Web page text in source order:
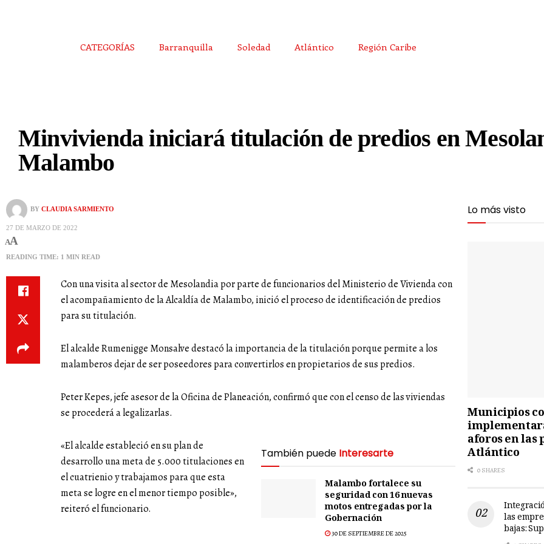
CATEGORÍAS Barranquilla Soledad Atlántico Región Caribe
Minvivienda iniciará titulación de predios en
Malambo
BY CLAUDIA SARMIENTO
27 DE MARZO DE 2022
AA
READING TIME: 1 MIN READ
Con una visita al sector de Mesolandia por parte de funcionarios del Ministerio de Vivienda con
el acompañamiento de la Alcaldía de Malambo, inició el proceso de identificación de predios
para su titulación.
El alcalde Rumenigge Monsalve destacó la importancia de la titulación porque permite a los
malamberos dejar de ser poseedores para convertirlos en propietarios de sus predios.
Peter Kepes, jefe asesor de la Oficina de Planeación, confirmó que con el censo de las viviendas
se procederá a legalizarlas.
También puede Interesarte
Malambo fortalece su
seguridad con 16 nuevas
motos entregadas por la
Gobernación
30 DE SEPTIEMBRE DE 2025
«El alcalde estableció en su plan de
desarrollo una meta de 5.000 titulaciones en
el cuatrienio y trabajamos para que esta
meta se logre en el menor tiempo posible»,
reiteró el funcionario.
Lo más visto
Municipios
aforos en las
Atlántico
0 SHARES
las
bajas: